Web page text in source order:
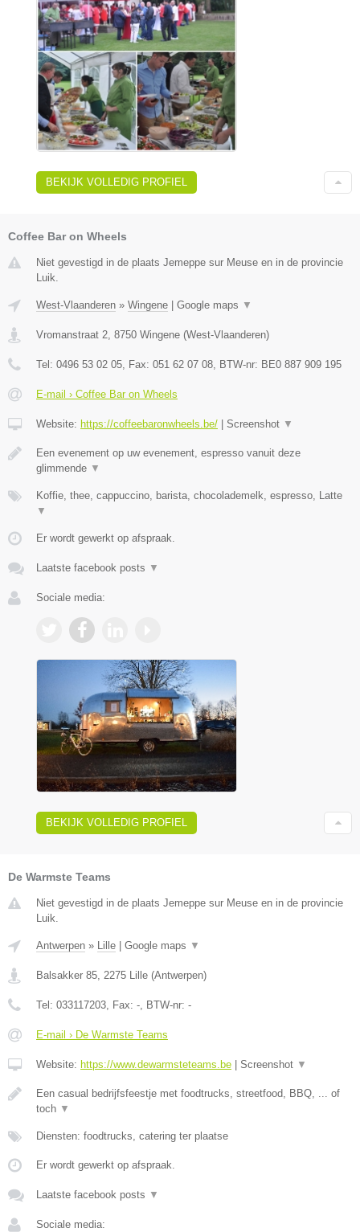
BEKIJK VOLLEDIG PROFIEL
Coffee Bar on Wheels
Niet gevestigd in de plaats Jemeppe sur Meuse en in de provincie
Luik.
West-Vlaanderen » Wingene | Google maps ▼
Vromanstraat 2 8750 Wingene (West-Vlaanderen)
Tel: 0496 53 02 05 , Fax: 051 62 07 08 , BTW-nr: BE0 887 909 195
E-mail › Coffee Bar on Wheels
Website: https://coffeebaronwheels.be/ | Screenshot ▼
Een evenement op uw evenement, espresso vanuit deze
glimmende ▼
Koffie, thee, cappuccino, barista, chocolademelk, espresso, Latte
▼
Er wordt gewerkt op afspraak.
Laatste facebook posts ▼
Sociale media:
BEKIJK VOLLEDIG PROFIEL
De Warmste Teams
Niet gevestigd in de plaats Jemeppe sur Meuse en in de provincie
Luik.
Antwerpen » Lille Google maps ▼
Balsakker 85, 2275 Lille (Antwerpen)
Tel: 033117203, Fax: -, BTW-nr: -
E-mail › De Warmste Teams
Website: https://www.dewarmsteteams.be Screenshot ▼
Een casual bedrijfsfeestje met foodtrucks, streetfood, BBQ, ... of
toch ▼
Diensten: foodtrucks, catering ter plaatse
Er wordt gewerkt op afspraak.
Laatste facebook posts ▼
Sociale media: